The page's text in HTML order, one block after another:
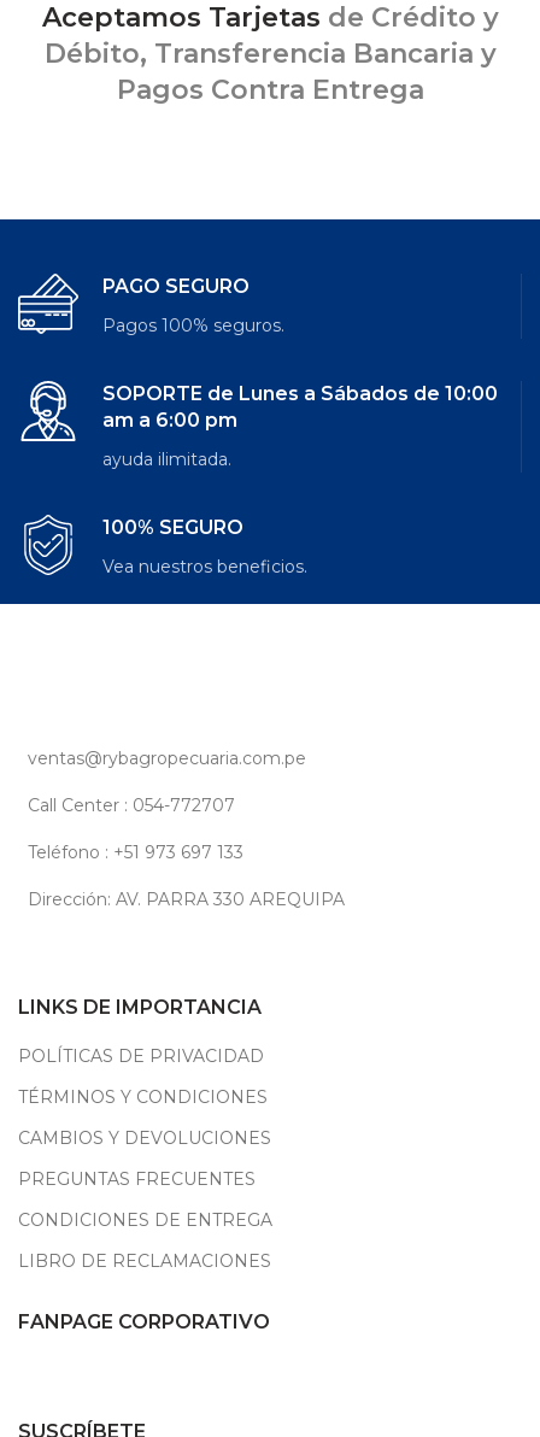
Aceptamos Tarjetas de Crédito y
Débito, Transferencia Bancaria y
Pagos Contra Entrega
PAGO SEGURO
Pagos 100% seguros.
SOPORTE de Lunes a Sábados de 10:00
am a 6:00 pm
ayuda ilimitada.
100% SEGURO
Vea nuestros beneficios.
ventas@rybagropecuaria.com.pe
Call Center : 054-772707
Teléfono : +51 973 697 133
Dirección: AV. PARRA 330 AREQUIPA
LINKS DE IMPORTANCIA
POLÍTICAS DE PRIVACIDAD
TÉRMINOS Y CONDICIONES
CAMBIOS Y DEVOLUCIONES
PREGUNTAS FRECUENTES
CONDICIONES DE ENTREGA
LIBRO DE RECLAMACIONES
FANPAGE CORPORATIVO
SUSCRÍBETE